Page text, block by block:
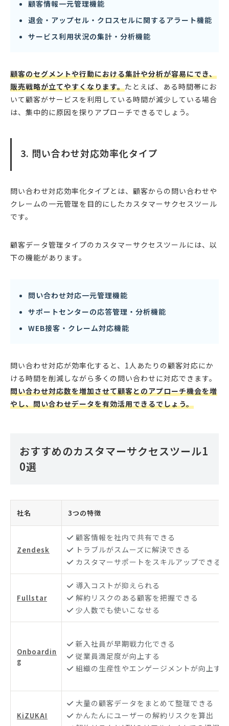
顧客情報一元管理機能
退会・アップセル・クロスセルに関するアラート機能
サービス利用状況の集計・分析機能
顧客のセグメントや行動における集計や分析が容易にでき、
販売戦略が立てやすくなります。たとえば、ある時間帯にお
いて顧客がサービスを利用している時間が減少している場合
は、集中的に原因を探りアプローチできるでしょう。
3. 問い合わせ対応効率化タイプ
問い合わせ対応効率化タイプとは、顧客からの問い合わせや
クレームの一元管理を目的にしたカスタマーサクセスツール
です。
顧客データ管理タイプのカスタマーサクセスツールには、以
下の機能があります。
問い合わせ対応一元管理機能
サポートセンターの応答管理・分析機能
WEB接客・クレーム対応機能
問い合わせ対応が効率化すると、1人あたりの顧客対応にか
ける時間を削減しながら多くの問い合わせに対応できます。
問い合わせ対応数を増加させて顧客とのアプローチ機会を増
やし、問い合わせデータを有効活用できるでしょう。
おすすめのカスタマーサクセスツール1
0選
社名 3つの特徴
Zendesk
顧客情報を社内で共有できる
トラブルがスムーズに解決できる
カスタマーサポートをスキルアップできる
Fullstar
導入コストが抑えられる
解約リスクのある顧客を把握できる
少人数でも使いこなせる
Onboardin
g
新入社員が早期戦力化できる
従業員満足度が向上する
組織の生産性やエンゲージメントが向上する
KiZUKAI
大量の顧客データをまとめて整理できる
かんたんにユーザーの解約リスクを算出